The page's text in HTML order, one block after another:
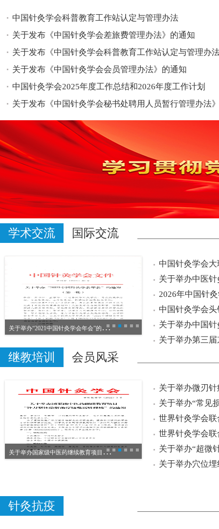
中国针灸学会科普教育工作站认定与管理办法
关于发布《中国针灸学会差旅费管理办法》的通知
关于发布《中国针灸学会科普教育工作站认定与管理办
关于发布《中国针灸学会会员管理办法》的通知
中国针灸学会2025年度工作总结和2026年度工作计划
关于发布《中国针灸学会秘书处聘用人员暂行管理办法
学术交流 国际交流
关
于举办“2021中国针灸学会年会”的通知（第一轮）
中
医药文化走进联合国万国宫活动圆满落幕 中
国中医药报：世界针灸学会联合会2021国际针灸学术研讨会召开 促进中医针灸增进全球健康福祉
继教培训 会员风采
关
于举办国家级中医药继续教育项目“针刀整体松解治疗疑难病研修班”的通知
关于举办微刃
关于举办“超微
关于举办穴位
限公司 贵州安迪医疗器械有限公司
针灸抗疫